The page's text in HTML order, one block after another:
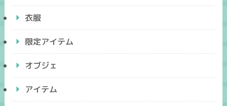
衣服
限定アイテム
オブジェ
アイテム